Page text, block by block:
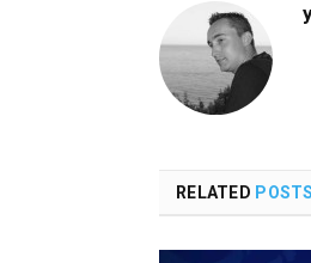
RELATED POSTS